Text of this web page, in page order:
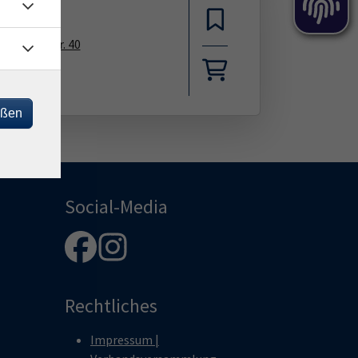
40
Social-Media
Rechtliches
Impressum |